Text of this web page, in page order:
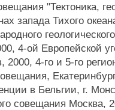
"Тектоника,
запада Тихого
4-ой Европейской
4-го и 5-го
в Бельгии, г.
совещания Москва,